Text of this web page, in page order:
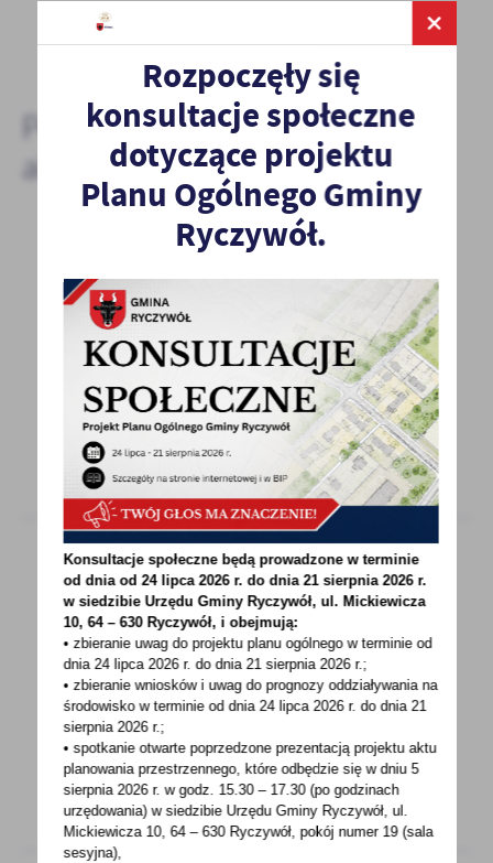
DODAJ KOMENTARZ
Pozostałe
aktualności
W hołdzie tragicznie zmarłym strażakom
W dniach 29 i 30 sierpnia 2024 roku odbędą się
pogrzeby państwowe dwóch strażaków, którzy
zginęli...
28 - 08 - 2024
Konkurs ,,Aktywna Wieś Wielkopolska”
30 sierpnia upływa termin zgłoszeń do
konkursu ,,Aktywna Wieś Wielkopolska”! 11
lipca 2024 r...
Rozpoczęły się
konsultacje społeczne
dotyczące projektu
Planu Ogólnego Gminy
Ryczywół.
Konsultacje społeczne będą prowadzone w terminie
od dnia od 24 lipca 2026 r. do dnia 21 sierpnia 2026 r.
w siedzibie Urzędu Gminy Ryczywół, ul. Mickiewicza
10, 64 – 630 Ryczywół, i obejmują:
• zbieranie uwag do projektu planu ogólnego w terminie od
dnia 24 lipca 2026 r. do dnia 21 sierpnia 2026 r.;
• zbieranie wniosków i uwag do prognozy oddziaływania na
środowisko w terminie od dnia 24 lipca 2026 r. do dnia 21
sierpnia 2026 r.;
• spotkanie otwarte poprzedzone prezentacją projektu aktu
planowania przestrzennego, które odbędzie się w dniu 5
sierpnia 2026 r.w godz. 15.30 – 17.30 (po godzinach
urzędowania) w siedzibie Urzędu Gminy Ryczywół, ul.
Mickiewicza 10, 64 – 630 Ryczywół, pokójnumer 19 (sala
sesyjna),